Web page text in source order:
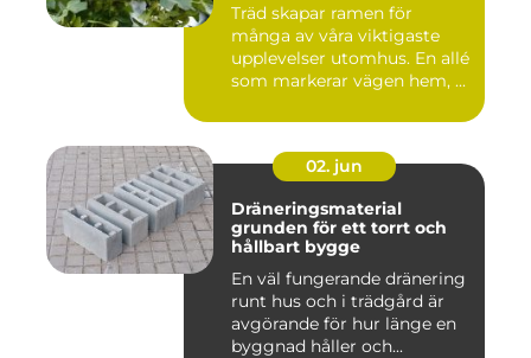
Träd skapar ramen för
många av våra viktigaste
upplevelser utomhus. En allé
som markerar vägen hem, ...
02. jun
Dräneringsmaterial
grunden för ett torrt och
hållbart bygge
En väl fungerande dränering
runt hus och i trädgård är
avgörande för hur länge en
byggnad håller och...